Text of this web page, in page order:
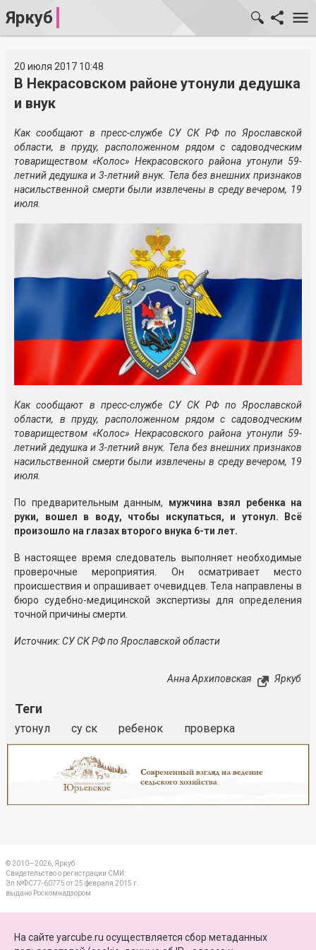
Яркуб
20 июля 2017 10:48
В Некрасовском районе утонули дедушка
и внук
Как сообщают в пресс-службе СУ СК РФ по Ярославской
области, в пруду, расположенном рядом с садоводческим
товариществом «Колос» Некрасовского района утонули 59-
летний дедушка и 3-летний внук. Тела без внешних признаков
насильственной смерти были извлечены в среду вечером, 19
июля.
Как сообщают в пресс-службе СУ СК РФ по Ярославской
области, в пруду, расположенном рядом с садоводческим
товариществом «Колос» Некрасовского района утонули 59-
летний дедушка и 3-летний внук. Тела без внешних признаков
насильственной смерти были извлечены в среду вечером, 19
июля.
По предварительным данным, мужчина взял ребенка на
руки, вошел в воду, чтобы искупаться, и утонул. Всё
произошло на глазах второго внука 6-ти лет.
В настоящее время следователь выполняет необходимые
проверочные мероприятия. Он осматривает место
происшествия и опрашивает очевидцев. Тела направлены в
бюро судебно-медицинской экспертизы для определения
точной причины смерти.
Источник: СУ СК РФ по Ярославской области
Анна Архиповская Яркуб
Теги
утонул су ск ребенок проверка
© 2010—2026, Яркуб
Свидетельство о регистрации СМИ:
Эл №ФС77-60775 от 25 февраля 2015 г.
выдано Роскомнадзором
На сайте yarcube.ru осуществляется сбор метаданных